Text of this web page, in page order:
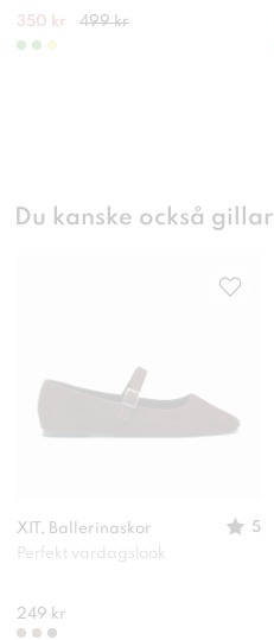
350 kr 499 kr
Du kanske också gillar
XIT, Ballerinaskor
5
Perfekt vardagslook
249 kr